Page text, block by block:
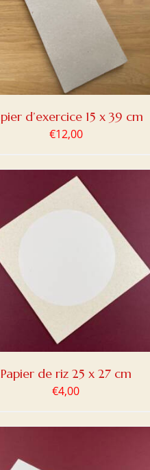
d’exercice 15 x 39 cm
€12,00
AJOUTER AU PANIER
Papier de riz 25 x 27 cm
€4,00
DETAILS